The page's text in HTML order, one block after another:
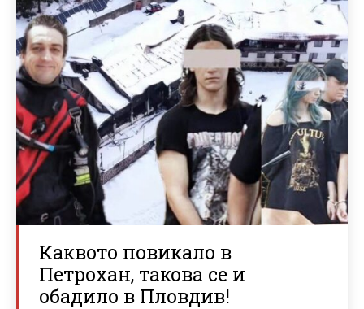
Каквото повикало в
Петрохан, такова се и
обадило в Пловдив!